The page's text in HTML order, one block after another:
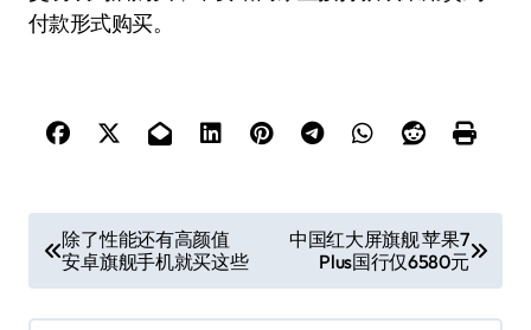
付款形式购买。
章
导
除了性能还有高颜值
安卓旗舰手机就买这些
中国红大屏旗舰 苹果7
Plus国行仅6580元